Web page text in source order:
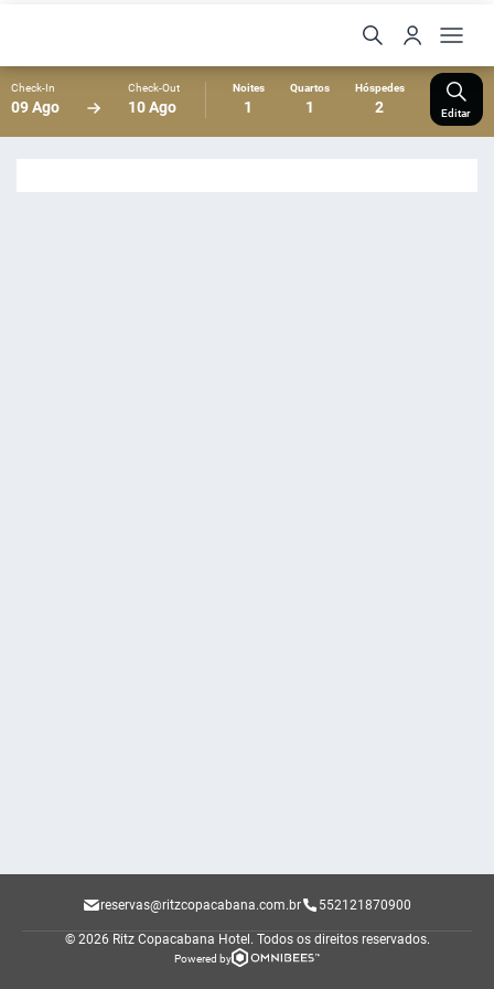
Check-In
09 Ago
Check-Out
10 Ago
Noites
1
Quartos
1
Hóspedes
2 Editar
reservas@ritzcopacabana.com.br 552121870900
© 2026 Ritz Copacabana Hotel. Todos os direitos reservados.
Powered by